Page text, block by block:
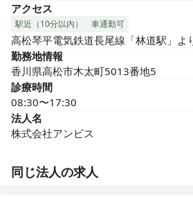
アクセス
駅近（10分以内） 車通勤可
高松琴平電気鉄道長尾線「林道駅」よ
勤務地情報
香川県高松市木太町5013番地5
診療時間
08:30〜17:30
法人名
株式会社アンビス
同じ法人の求人